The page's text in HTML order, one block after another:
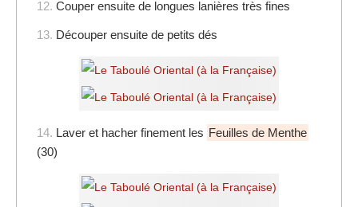
12. Couper ensuite de longues lanières très fines
13. Découper ensuite de petits dés
14. Laver et hacher finement les Feuilles de Menthe
(30)